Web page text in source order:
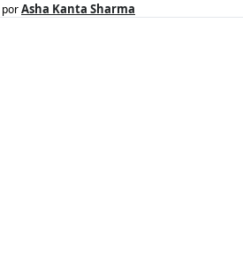
porAsha Kanta Sharma